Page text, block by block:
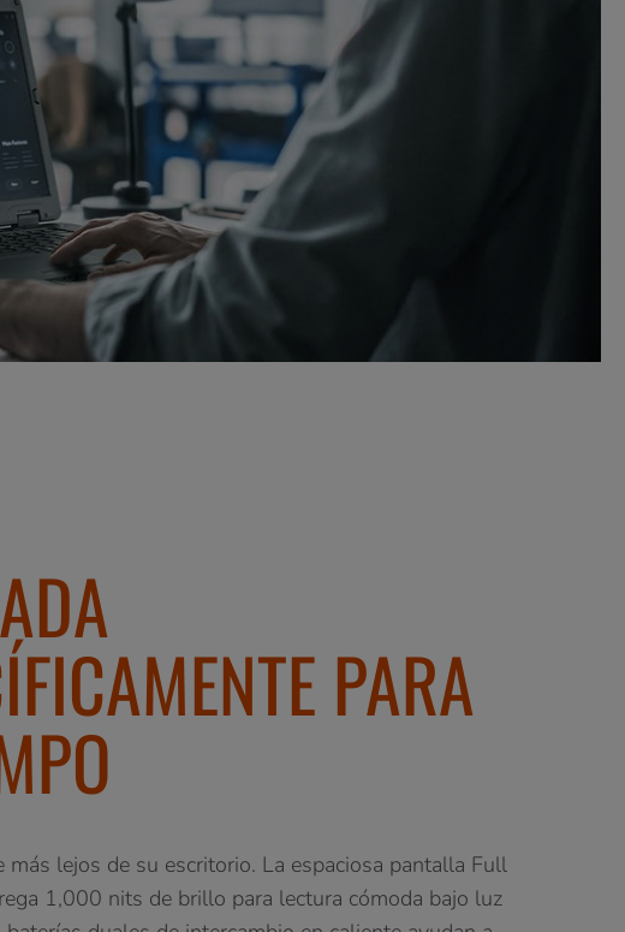
PARA
más lejos de su escritorio. La espaciosa pantalla Full
1,000 nits de brillo para lectura cómoda bajo luz